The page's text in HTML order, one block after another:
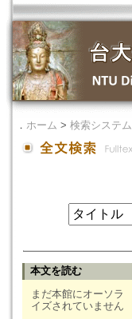
． ホーム > 検索システム
本文を読む
まだ本館にオーソラ
イズされていません